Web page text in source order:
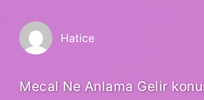
Hatice
Mecal Ne Anlama Gelir